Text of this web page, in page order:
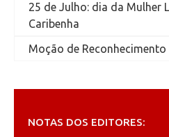
25 de Julho: dia da Mulher
Caribenha
Moção de
NOTAS DOS EDITORES: